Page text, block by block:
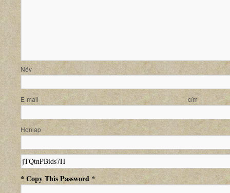
E-mail
Honlap
* Copy This Password *